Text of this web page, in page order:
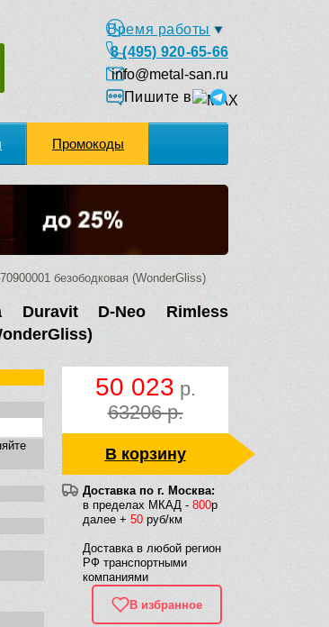
Время работы
8 (495) 920-65-66
info@metal-san.ru
Пишите в
Промокоды
безободковая (WonderGliss)
Duravit D-Neo Rimless
50 023 р.
63206 р.
В корзину
Доставка по г. Москва:
в пределах МКАД - 800р
далее + 50 руб/км
Доставка в любой регион
РФ транспортными
компаниями
В избранное